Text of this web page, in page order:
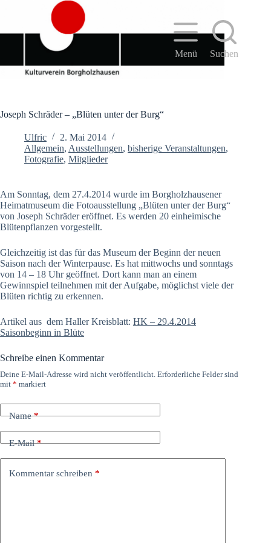
Menü Suchen
Joseph Schräder – „Blüten unter der Burg“
Ulfric
2. Mai 2014
Allgemein, Ausstellungen, bisherige Veranstaltungen,
Fotografie, Mitglieder
Am Sonntag, dem 27.4.2014 wurde im Borgholzhausener
Heimatmuseum die Fotoausstellung „Blüten unter der Burg“
von Joseph Schräder eröffnet. Es werden 20 einheimische
Blütenpflanzen vorgestellt.
Gleichzeitig ist das für das Museum der Beginn der neuen
Saison nach der Winterpause. Es hat mittwochs und sonntags
von 14 – 18 Uhr geöffnet. Dort kann man an einem
Gewinnspiel teilnehmen mit der Aufgabe, möglichst viele der
Blüten richtig zu erkennen.
Artikel aus dem Haller Kreisblatt: HK – 29.4.2014
Saisonbeginn in Blüte
Schreibe einen Kommentar
Deine E-Mail-Adresse wird nicht veröffentlicht. Erforderliche Felder sind
mit * markiert
Name*
E-Mail*
Kommentar schreiben *